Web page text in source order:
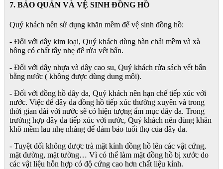
7. BẢO QUẢN VÀ VỆ SINH ĐỒNG HỒ
Quý khách nên sử dụng khăn mềm để vệ sinh đồng hồ:
- Đối với dây kim loại, Quý khách dùng bàn chải mềm và xà
bông có chất tẩy nhẹ để rửa vết bẩn.
- Đối với dây nhựa và dây cao su, Quý khách rửa sách vết bẩn
bằng nước ( không được dùng dung môi).
- Đối với đồng hồ dây da, Quý khách nên hạn chế tiếp xúc với
nước. Việc để dây da đồng hồ tiếp xúc thường xuyên và trong
thời gian dài với nước sẽ có hiện tượng ẩm mục dây da. Trong
trường hợp dây da tiếp xúc với nước, Quý khách nên dùng khăn
khô mềm lau nhẹ nhàng để đảm bảo tuổi thọ của dây da.
- Tuyệt đối không được trà mặt kính đồng hồ lên các vật cứng,
mặt đường, mặt tường… Vì có thể làm mặt đồng hồ bị xước do
các vật liệu hỗn hợp có độ cứng cao hơn chất liệu kính.